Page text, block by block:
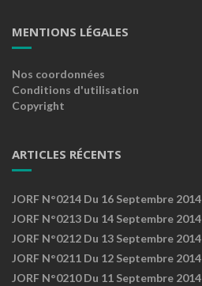
MENTIONS LÉGALES
Nos coordonnées
Conditions d'utilisation
Copyright
ARTICLES RÉCENTS
JORF N°0214 Du 16 Septembre 2014
JORF N°0213 Du 14 Septembre 2014
JORF N°0212 Du 13 Septembre 2014
JORF N°0211 Du 12 Septembre 2014
JORF N°0210 Du 11 Septembre 2014